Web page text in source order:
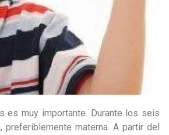
es muy importante. Durante los seis
materna. A partir del